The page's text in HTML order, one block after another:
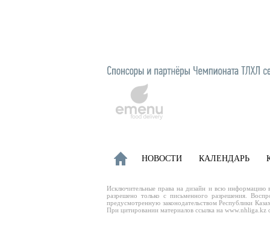
НОВОСТИ КАЛЕНДАРЬ
Исключительные права на дизайн и всю информацию
разрешено только с письменного разрешения.
предусмотренную законодательством Республики
При цитировании материалов ссылка на www.nhliga.kz